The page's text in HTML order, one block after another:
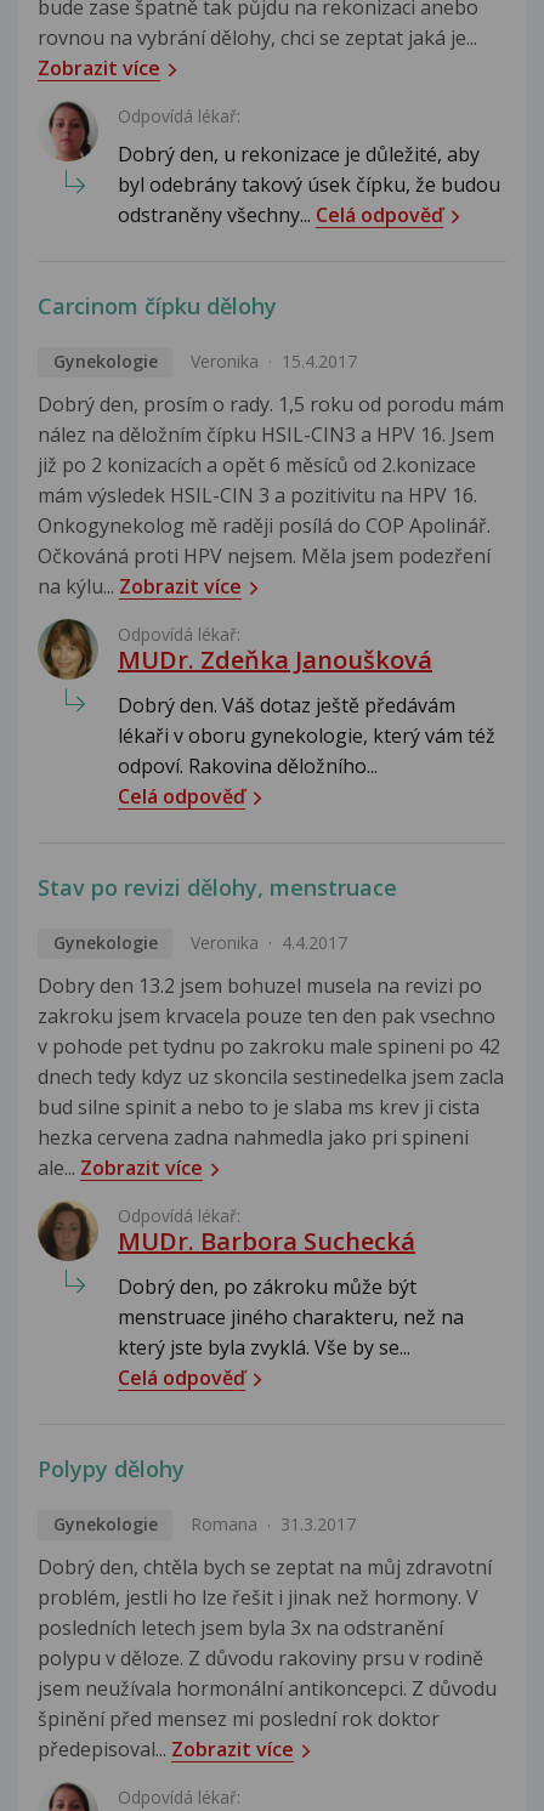
bude zase špatně tak půjdu na rekonizaci anebo
rovnou na vybrání dělohy, chci se zeptat jaká je...
Zobrazit více
Odpovídá lékař:
Dobrý den, u rekonizace je důležité, aby
byl odebrány takový úsek čípku, že budou
odstraněny všechny... Celá odpověď
Carcinom čípku dělohy
Gynekologie Veronika 15.4.2017
Dobrý den, prosím o rady. 1,5 roku od porodu mám
nález na děložním čípku HSIL-CIN3 a HPV 16. Jsem
již po 2 konizacích a opět 6 měsíců od 2.konizace
mám výsledek HSIL-CIN 3 a pozitivitu na HPV 16.
Onkogynekolog mě raději posílá do COP Apolinář.
Očkováná proti HPV nejsem. Měla jsem podezření
na kýlu... Zobrazit více
Odpovídá lékař:
MUDr. Zdeňka Janoušková
Dobrý den. Váš dotaz ještě předávám
lékaři v oboru gynekologie, který vám též
odpoví. Rakovina děložního...
Celá odpověď
Stav po revizi dělohy, menstruace
Gynekologie Veronika 4.4.2017
Dobry den 13.2 jsem bohuzel musela na revizi po
zakroku jsem krvacela pouze ten den pak vsechno
v pohode pet tydnu po zakroku male spineni po 42
dnech tedy kdyz uz skoncila sestinedelka jsem zacla
bud silne spinit a nebo to je slaba ms krev ji cista
hezka cervena zadna nahmedla jako pri spineni
ale... Zobrazit více
Odpovídá lékař:
MUDr. Barbora Suchecká
Dobrý den, po zákroku může být
menstruace jiného charakteru, než na
který jste byla zvyklá. Vše by se...
Celá odpověď
Polypy dělohy
Gynekologie Romana 31.3.2017
Dobrý den, chtěla bych se zeptat na můj zdravotní
problém, jestli ho lze řešit i jinak než hormony. V
posledních letech jsem byla 3x na odstranění
polypu v děloze. Z důvodu rakoviny prsu v rodině
jsem neužívala hormonální antikoncepci. Z důvodu
špinění před mensez mi poslední rok doktor
předepisoval... Zobrazit více
Odpovídá lékař: